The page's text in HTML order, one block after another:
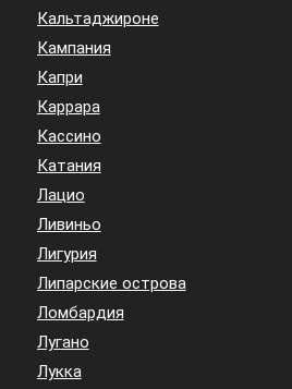
Кальтаджироне
Кампания
Капри
Каррара
Кассино
Катания
Лацио
Ливиньо
Лигурия
Липарские острова
Ломбардия
Лугано
Лукка